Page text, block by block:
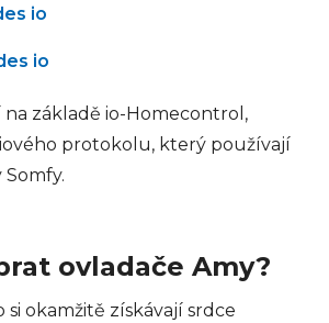
io
io
základě io-Homecontrol,
protokolu, který používají
ovladače Amy?
si okamžitě získávají srdce